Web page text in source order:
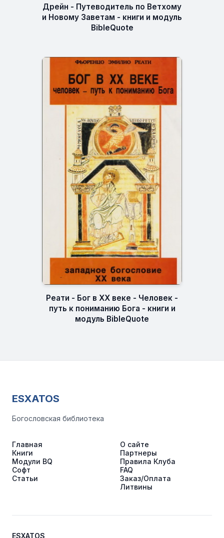
Дрейн - Путеводитель по Ветхому
и Новому Заветам - книги и модуль
BibleQuote
Реати - Бог в XX веке - Человек -
путь к пониманию Бога - книги и
модуль BibleQuote
ESXATOS
Богословская библиотека
Главная
Книги
Модули BQ
Софт
Статьи
О сайте
Партнеры
Правила Клуба
FAQ
Заказ/Оплата
Литвины
ESXATOS